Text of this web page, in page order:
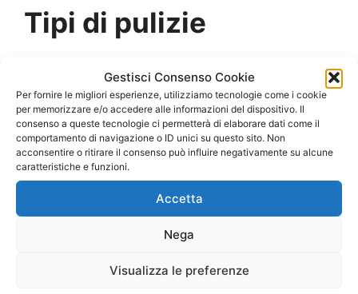
Gestisci Consenso Cookie
Per fornire le migliori esperienze, utilizziamo tecnologie come i cookie
per memorizzare e/o accedere alle informazioni del dispositivo. Il
consenso a queste tecnologie ci permetterà di elaborare dati come il
comportamento di navigazione o ID unici su questo sito. Non
acconsentire o ritirare il consenso può influire negativamente su alcune
caratteristiche e funzioni.
Accetta
Nega
Visualizza le preferenze
Tipi di pulizie
pulizie che contribuiscono a mantenere un
ambiente al meglio del suo stato di pulizia e
della sua igiene.
Per pulizie straordinarie si intendono tutte
quelle pulizie che si rendono necessarie in
seguito ad eventi non comuni (o non
effettuare delle pulizie dopo un cantiere o dei
lavori di ristrutturazione, dopo un trasloco o un